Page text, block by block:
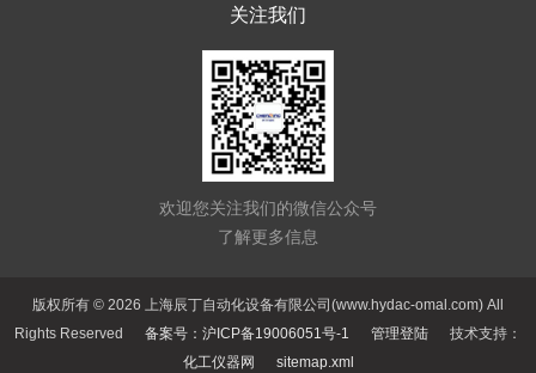
关注我们
欢迎您关注我们的微信公众号
了解更多信息
版权所有 © 2026 上海辰丁自动化设备有限公司(www.hydac-omal.com) All
Rights Reserved 备案号：沪ICP备19006051号-1 管理登陆 技术支持：
化工仪器网
sitemap.xml